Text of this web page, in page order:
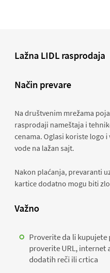
Lažna LIDL rasprodaja
Način prevare
Na društvenim mrežama
rasprodaji nameštaja i
cenama. Oglasi koriste logo
vode na lažan sajt.
Nakon plaćanja, prevaranti
kartice dodatno mogu biti
Važno
Proverite da li
proverite URL, internet
dodatih reči ili crtica